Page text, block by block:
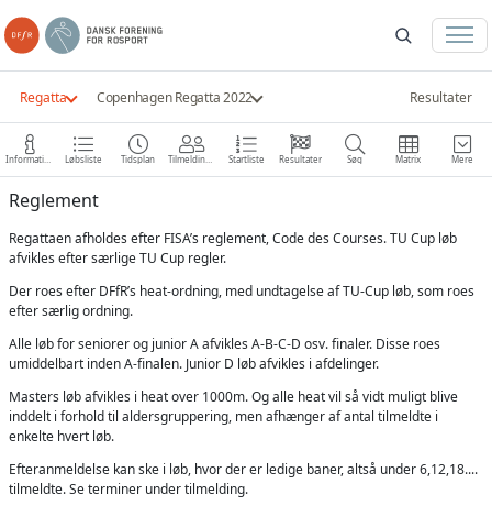
Regatta Copenhagen Regatta 2022 Resultater
Information Løbsliste Tidsplan Tilmeldinger Startliste Resultater Søg Matrix Mere
Reglement
Regattaen afholdes efter FISA’s reglement, Code des Courses. TU Cup løb
afvikles efter særlige TU Cup regler.
Der roes efter DFfR’s heat-ordning, med undtagelse af TU-Cup løb, som roes
efter særlig ordning.
Alle løb for seniorer og junior A afvikles A-B-C-D osv. finaler. Disse roes
umiddelbart inden A-finalen. Junior D løb afvikles i afdelinger.
Masters løb afvikles i heat over 1000m. Og alle heat vil så vidt muligt blive
inddelt i forhold til aldersgruppering, men afhænger af antal tilmeldte i
enkelte hvert løb.
Efteranmeldelse kan ske i løb, hvor der er ledige baner, altså under 6,12,18....
tilmeldte. Se terminer under tilmelding.